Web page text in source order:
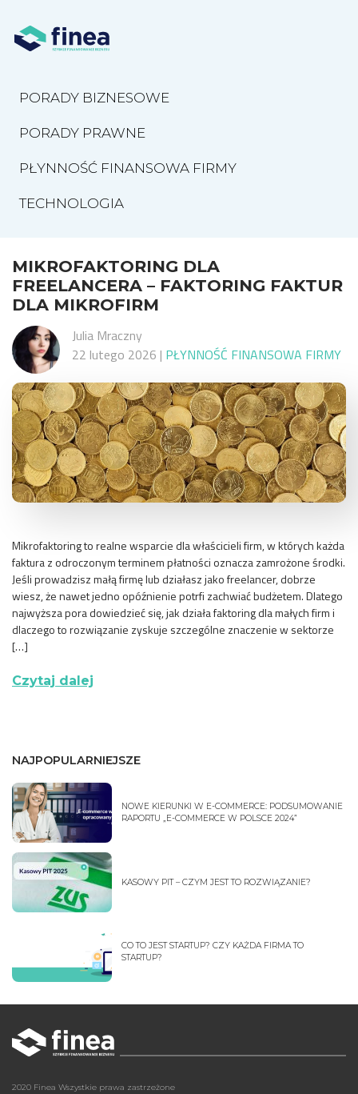
PORADY BIZNESOWE
PORADY PRAWNE
PŁYNNOŚĆ FINANSOWA FIRMY
TECHNOLOGIA
MIKROFAKTORING DLA
FREELANCERA – FAKTORING FAKTUR
DLA MIKROFIRM
Julia Mraczny
22 lutego 2026 | PŁYNNOŚĆ FINANSOWA FIRMY
Mikrofaktoring to realne wsparcie dla właścicieli firm, w których każda
faktura z odroczonym terminem płatności oznacza zamrożone środki.
Jeśli prowadzisz małą firmę lub działasz jako freelancer, dobrze
wiesz, że nawet jedno opóźnienie potrfi zachwiać budżetem. Dlatego
najwyższa pora dowiedzieć się, jak działa faktoring dla małych firm i
dlaczego to rozwiązanie zyskuje szczególne znaczenie w sektorze
[…]
Czytaj dalej
NAJPOPULARNIEJSZE
NOWE KIERUNKI W E-COMMERCE: PODSUMOWANIE
RAPORTU „E-COMMERCE W POLSCE 2024”
KASOWY PIT – CZYM JEST TO ROZWIĄZANIE?
CO TO JEST STARTUP? CZY KAŻDA FIRMA TO
STARTUP?
2020 Finea Wszystkie prawa zastrzeżone